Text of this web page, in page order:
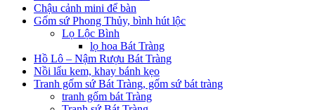
Chậu cảnh mini để bàn
Gốm sứ Phong Thủy, bình hút lộc
Lọ Lộc Bình
lọ hoa Bát Tràng
Hồ Lô – Nậm Rượu Bát Tràng
Nồi lẩu kem, khay bánh kẹo
Tranh gốm sứ Bát Tràng, gốm sứ bát tràng
tranh gốm bát Tràng